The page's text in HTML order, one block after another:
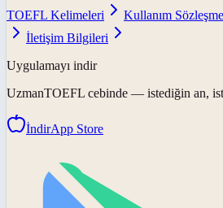
TOEFL Kelimeleri
Kullanım
İletişim Bilgileri
Uygulamayı indir
UzmanTOEFL cebinde — istediğin an,
İndirApp Store